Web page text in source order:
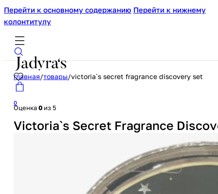
Перейти к основному содержанию Перейти к нижнему
колонтитулу
0
главная/товары/victoria`s secret fragrance discovery set
Оценка0 из 5
Victoria`s Secret Fragrance